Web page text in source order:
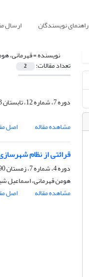
راهنمای نویسندگان ارسال
نویسنده =قهرمانی،
تعداد مقالات: 2
دوره 7، شماره 12، تابستان 1393، صفحه
مشاهده مقاله
اصل
قرائتی از نظام
دوره 4، شماره 7، زمستان 1390، صفحه
هومن قهرمانی، اسماعیل
مشاهده مقاله
اصل